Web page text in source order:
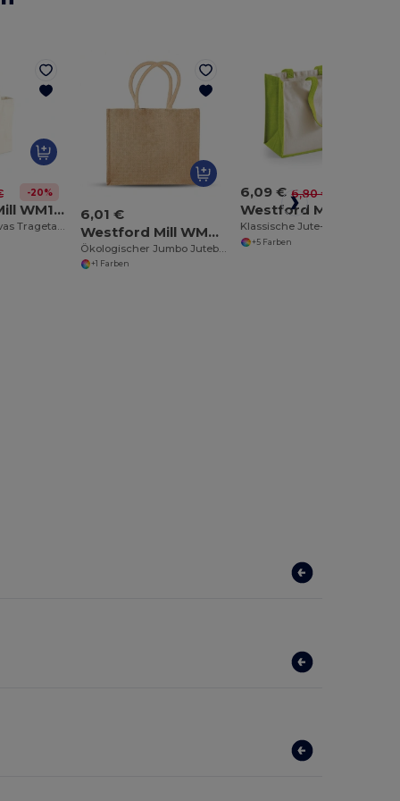
-20%
Westford Mill WM108
Klassische Canvas Tragetasche
6,01 €
Westford Mill WM408
Ökologischer Jumbo Jutebeutel für Großeinkäufe
+1 Farben
6,09 € 6,80 €
Klassische Jute-Tasche
+5 Farben